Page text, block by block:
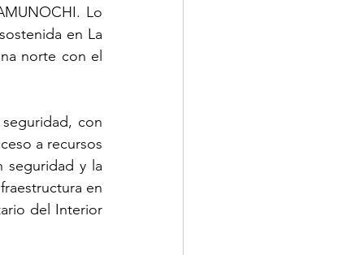
Lo
en La
norte con el
con
a recursos
seguridad y la
en
del Interior